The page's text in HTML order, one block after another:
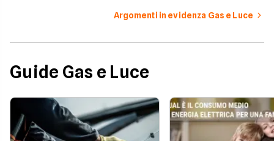
Argomenti in evidenza Gas e Luce
Guide Gas e Luce